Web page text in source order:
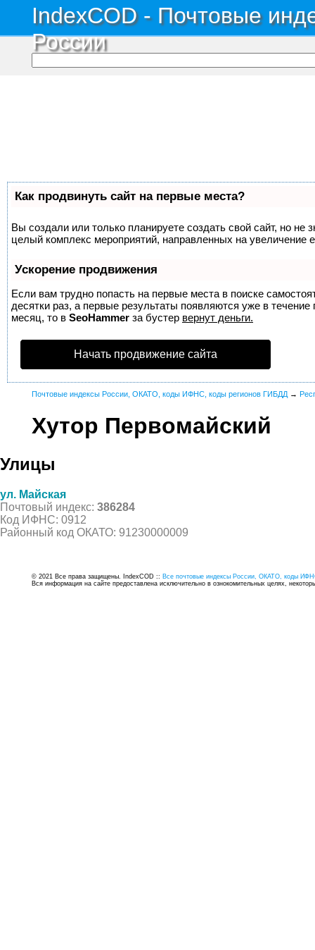
IndexCOD - Почтовые
России
Как продвинуть сайт на первые места?
Вы создали или только планируете создать свой сайт, но не
целый комплекс мероприятий, направленных на увеличение
Ускорение продвижения
Если вам трудно попасть на первые места в поиске
десятки раз, а первые результаты появляются уже в
месяц, то в SeoHammer за бустер вернут деньги.
Начать продвижение сайта
Почтовые индексы России, ОКАТО, коды ИФНС, коды регионов ГИБДД →
Хутор Первомайский
Улицы
ул. Майская
Почтовый индекс: 386284
Код ИФНС: 0912
Районный код ОКАТО: 91230000009
© 2021 Все права защищены. IndexCOD :: Все почтовые индексы России, ОКАТО, коды
Вся информация на сайте предоставлена исключительно в ознокомительных целях,